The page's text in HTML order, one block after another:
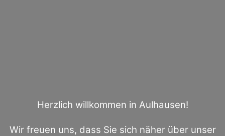
Herzlich willkommen in Aulhausen!
Wir freuen uns, dass Sie sich näher über unser